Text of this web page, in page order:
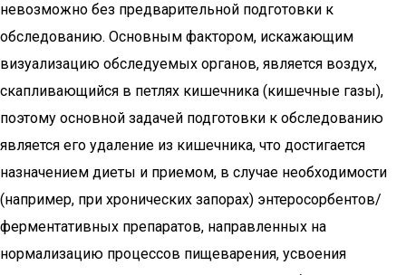
невозможно без предварительной подготовки к
обследованию. Основным фактором, искажающим
визуализацию обследуемых органов, является воздух,
скапливающийся в петлях кишечника (кишечные газы),
поэтому основной задачей подготовки к обследованию
является его удаление из кишечника, что достигается
назначением диеты и приемом, в случае необходимости
(например, при хронических запорах) энтеросорбентов/
ферментативных препаратов, направленных на
нормализацию процессов пищеварения, усвоения